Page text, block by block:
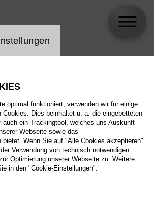
Cookie
optimal funktioniert, verwenden wir für einige
Cookies. Dies beinhaltet u. a. die eingebetteten
auch ein Trackingtool, welches uns Auskunft
Webseite sowie das
bietet. Wenn Sie auf "Alle Cookies akzeptieren"
Verwendung von technisch notwendigen
Optimierung unserer Webseite zu. Weitere
in den "Cookie-Einstellungen".